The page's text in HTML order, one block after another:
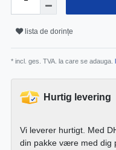
lista de dorințe
* incl. ges. TVA. la care se adauga.
Hurtig levering
Vi leverer hurtigt. Med
din pakke være med dig